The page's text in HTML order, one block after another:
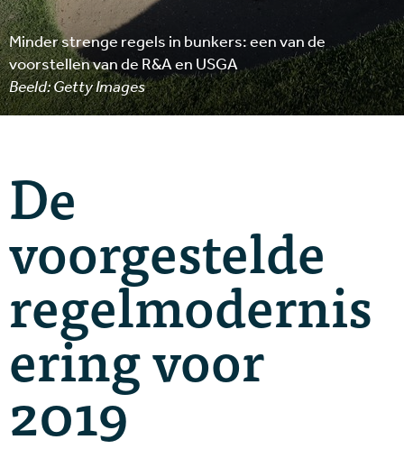
Minder strenge regels in bunkers: een van de
voorstellen van de R&A en USGA
Beeld: Getty Images
De
voorgestelde
regelmodernis
ering voor
2019